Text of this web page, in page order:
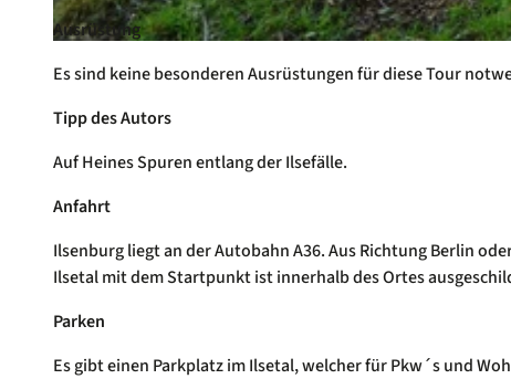
Ausrüstung
Es sind keine besonderen Ausrüstungen für diese Tour
Tipp des Autors
Auf Heines Spuren entlang der Ilsefälle.
Anfahrt
Ilsenburg liegt an der Autobahn A36. Aus Richtung Berlin
Ilsetal mit dem Startpunkt ist innerhalb des Ortes
Parken
Es gibt einen Parkplatz im Ilsetal, welcher für Pkw´s und